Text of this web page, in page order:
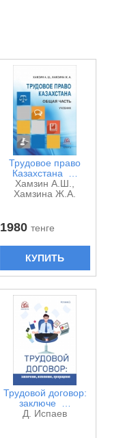
Трудовое право
Казахстана …
Хамзин А.Ш.,
Хамзина Ж.А.
1980 тенге
КУПИТЬ
Трудовой договор:
заключе …
Д. Испаев